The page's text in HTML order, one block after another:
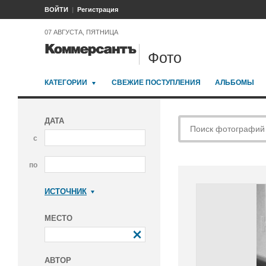
ВОЙТИ Регистрация
07 АВГУСТА, ПЯТНИЦА
Фото
КАТЕГОРИИ СВЕЖИЕ ПОСТУПЛЕНИЯ АЛЬБОМЫ
ДАТА
с
по
ИСТОЧНИК
МЕСТО
АВТОР